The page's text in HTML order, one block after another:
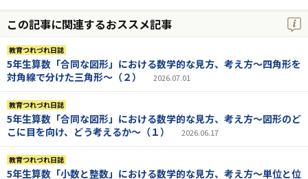
この記事に関連するおススメ記事
教育つれづれ日誌
5年生算数「合同な図形」における数学的な見方、考え方～四角形を
対角線で分けた三角形～（２）
2026.07.01
教育つれづれ日誌
5年生算数「合同な図形」における数学的な見方、考え方～図形のど
こに目を向け、どう考えるか～（１）
2026.06.17
教育つれづれ日誌
5年生算数「小数と整数」における数学的な見方、考え方〜単位と位